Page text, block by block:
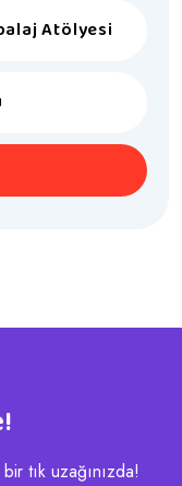
Atölyesi
tık uzağınızda!